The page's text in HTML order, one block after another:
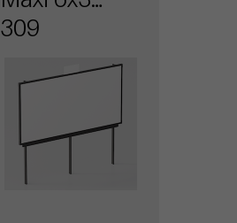
Monofacciale
309